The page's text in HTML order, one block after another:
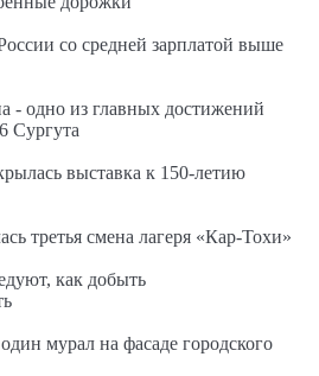
со средней зарплатой выше
- одно из главных достижений
Сургута
выставка к 150-летию
третья смена лагеря «Кар-Тохи»
как добыть
мурал на фасаде городского